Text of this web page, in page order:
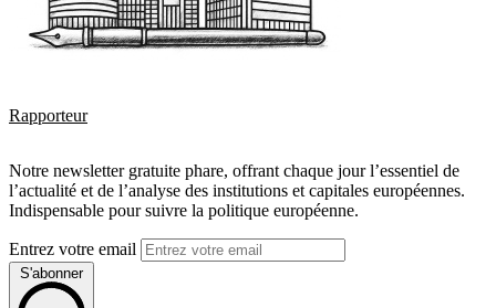
Rapporteur
Notre newsletter gratuite phare, offrant chaque jour l’essentiel de
l’actualité et de l’analyse des institutions et capitales européennes.
Indispensable pour suivre la politique européenne.
Entrez votre email
S'abonner